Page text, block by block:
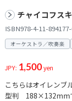
チャイコフス
ISBN978-4-11-
オーケストラ／吹奏楽
JPY: 1,500yen
こちらはオイレン
型判 188×132mm